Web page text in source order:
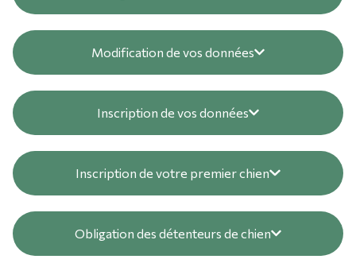
Modification de vos données
Inscription de vos données
Inscription de votre premier chien
Obligation des détenteurs de chien